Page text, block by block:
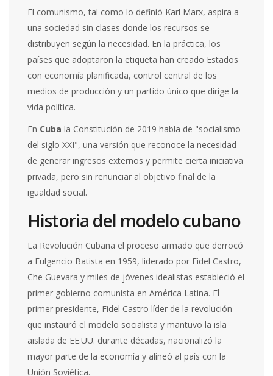
El comunismo, tal como lo definió Karl Marx, aspira a
una sociedad sin clases donde los recursos se
distribuyen según la necesidad. En la práctica, los
países que adoptaron la etiqueta han creado Estados
con economía planificada, control central de los
medios de producción y un partido único que dirige la
vida política.
En Cuba la Constitución de 2019 habla de "socialismo
del siglo XXI", una versión que reconoce la necesidad
de generar ingresos externos y permite cierta iniciativa
privada, pero sin renunciar al objetivo final de la
igualdad social.
Historia del modelo cubano
La Revolución Cubana el proceso armado que derrocó
a Fulgencio Batista en 1959, liderado por Fidel Castro,
Che Guevara y miles de jóvenes idealistas estableció el
primer gobierno comunista en América Latina. El
primer presidente, Fidel Castro líder de la revolución
que instauró el modelo socialista y mantuvo la isla
aislada de EE.UU. durante décadas, nacionalizó la
mayor parte de la economía y alineó al país con la
Unión Soviética.